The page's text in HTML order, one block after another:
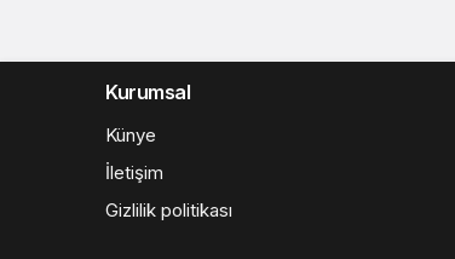
Kurumsal
Künye
İletişim
Gizlilik politikası